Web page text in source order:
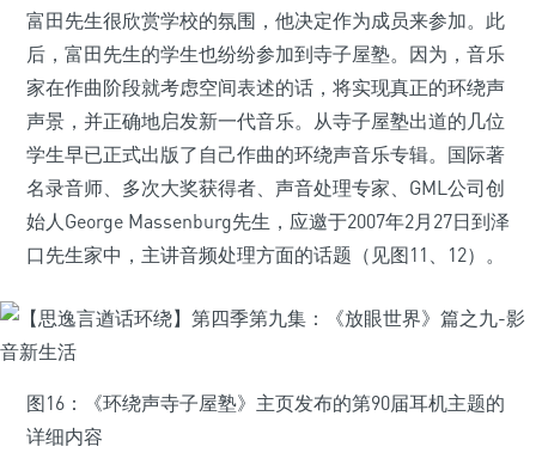
富田先生很欣赏学校的氛围，他决定作为成员来参加。此
后，富田先生的学生也纷纷参加到寺子屋塾。因为，音乐
家在作曲阶段就考虑空间表述的话，将实现真正的环绕声
声景，并正确地启发新一代音乐。从寺子屋塾出道的几位
学生早已正式出版了自己作曲的环绕声音乐专辑。国际著
名录音师、多次大奖获得者、声音处理专家、GML公司创
始人George Massenburg先生，应邀于2007年2月27日到泽
口先生家中，主讲音频处理方面的话题（见图11、12）。
图16：《环绕声寺子屋塾》主页发布的第90届耳机主题的
详细内容